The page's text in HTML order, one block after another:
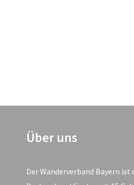
Über uns
Der Wanderverband Bayern ist